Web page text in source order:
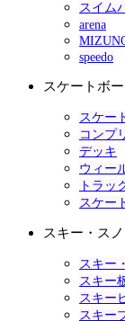
スイム
arena
speedo
スケートボ
スケー
コンプ
デッキ
ウィー
トラッ
スケー
スキー・ス
スキー
スキー
スキー
スキー